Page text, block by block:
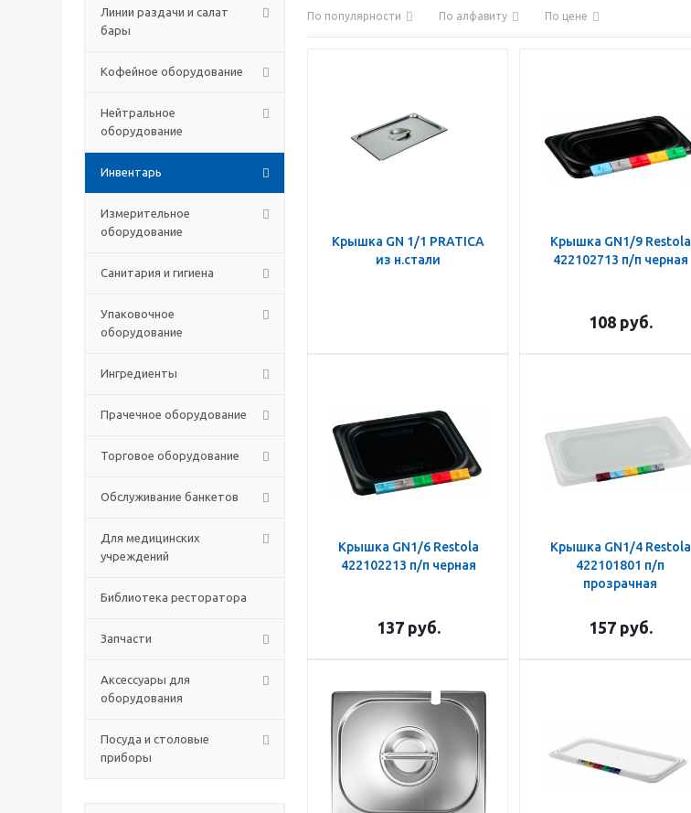
Линии раздачи и салат
бары
Кофейное оборудование
Нейтральное
оборудование
Инвентарь
Измерительное
оборудование
Санитария и гигиена
Упаковочное
оборудование
Ингредиенты
Прачечное оборудование
Торговое оборудование
Обслуживание банкетов
Для медицинских
учреждений
Библиотека ресторатора
Запчасти
Аксессуары для
оборудования
Посуда и столовые
приборы
По популярности По алфавиту По цене
Крышка GN 1/1 PRATICA
из н.стали
Крышка GN1/9 Restola
422102713 п/п черная
108руб.
Крышка GN1/6 Restola
422102213 п/п черная
137руб.
Крышка GN1/4 Restola
422101801 п/п
прозрачная
157руб.